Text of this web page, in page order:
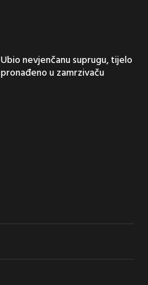
Ubio nevjenčanu suprugu, tijelo
pronađeno u zamrzivaču